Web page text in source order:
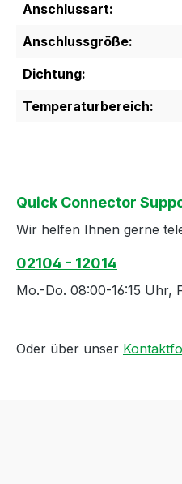
Anschlussart:
Anschlussgröße:
Dichtung:
Temperaturbereich:
Quick Connector
Wir helfen Ihnen gerne
02104 - 12014
Mo.-Do. 08:00-16:15 Uhr,
Oder über unser